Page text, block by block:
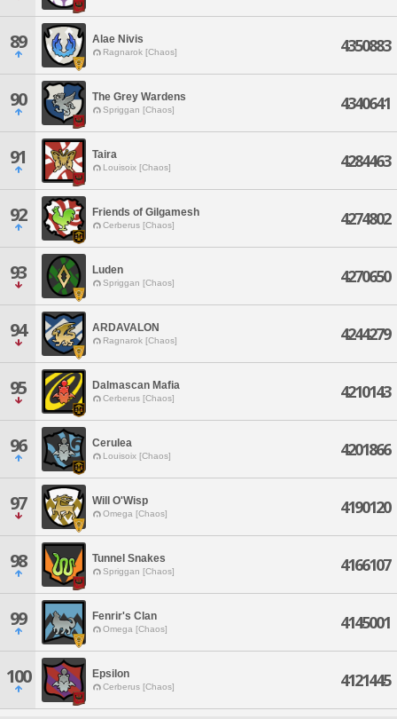
89 Alae Nivis
Ragnarok [Chaos] 4350883
90 The Grey Wardens
Spriggan [Chaos] 4340641
91 Taira
Louisoix [Chaos] 4284463
92 Friends of Gilgamesh
Cerberus [Chaos] 4274802
93 Luden
Spriggan [Chaos] 4270650
94 ARDAVALON
Ragnarok [Chaos] 4244279
95 Dalmascan Mafia
Cerberus [Chaos] 4210143
96 Cerulea
Louisoix [Chaos] 4201866
97 Will O'Wisp
Omega [Chaos] 4190120
98 Tunnel Snakes
Spriggan [Chaos] 4166107
99 Fenrir's Clan
Omega [Chaos] 4145001
100 Epsilon
Cerberus [Chaos] 4121445